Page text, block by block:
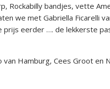
Rockabilly bandjes, vette
we met Gabriella Ficarelli
prijs eerder …. de lekkerste
van Hamburg, Cees Groot